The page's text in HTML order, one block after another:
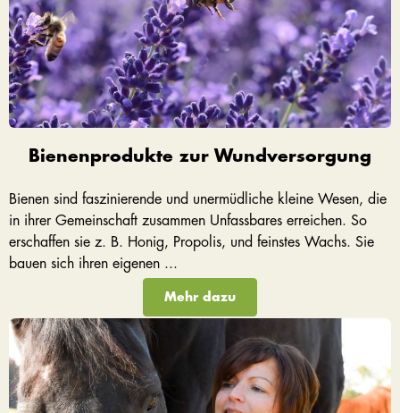
Bienenprodukte zur Wundversorgung
Bienen sind faszinierende und unermüdliche kleine Wesen, die
in ihrer Gemeinschaft zusammen Unfassbares erreichen. So
erschaffen sie z. B. Honig, Propolis, und feinstes Wachs. Sie
bauen sich ihren eigenen ...
Mehr dazu